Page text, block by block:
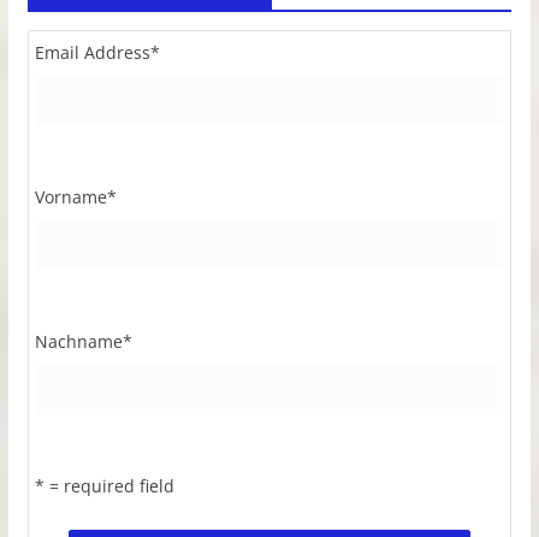
Email Address*
Vorname*
Nachname*
* = required field